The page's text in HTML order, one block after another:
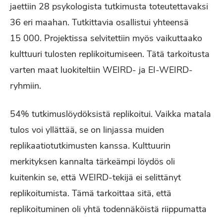
jaettiin 28 psykologista tutkimusta toteutettavaksi
36 eri maahan. Tutkittavia osallistui yhteensä
15 000. Projektissa selvitettiin myös vaikuttaako
kulttuuri tulosten replikoitumiseen. Tätä tarkoitusta
varten maat luokiteltiin WEIRD- ja EI-WEIRD-
ryhmiin.
54% tutkimuslöydöksistä replikoitui. Vaikka matala
tulos voi yllättää, se on linjassa muiden
replikaatiotutkimusten kanssa. Kulttuurin
merkityksen kannalta tärkeämpi löydös oli
kuitenkin se, että WEIRD-tekijä ei selittänyt
replikoitumista. Tämä tarkoittaa sitä, että
replikoituminen oli yhtä todennäköistä riippumatta